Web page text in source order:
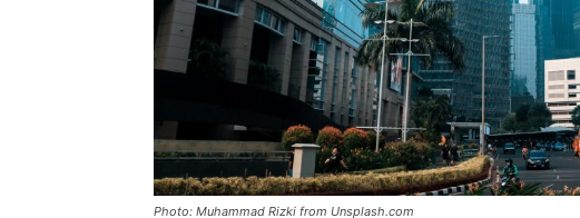
Photo: Muhammad Rizki from Unsplash.com